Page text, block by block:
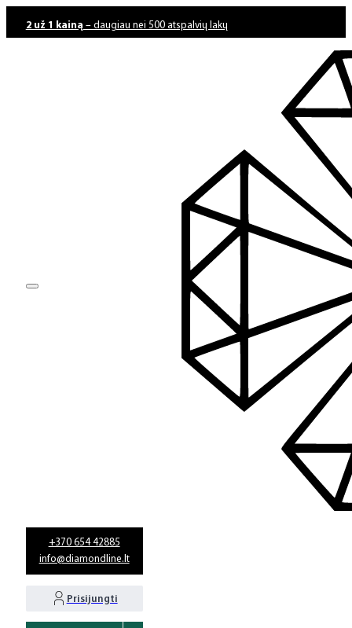
2 už 1 kainą – daugiau nei 500 atspalvių lakų
+370 654 42885
info@diamondline.lt
Prisijungti